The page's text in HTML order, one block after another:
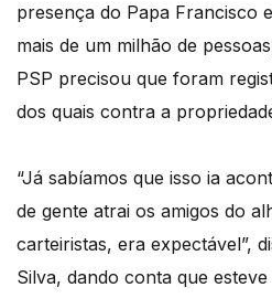
presença do Papa Francisco
mais de um milhão de
PSP precisou que foram
dos quais contra a
“Já sabíamos que isso ia
de gente atrai os amigos do
carteiristas, era expectável”,
Silva, dando conta que